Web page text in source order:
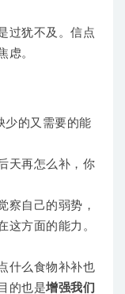
犹不及。 信点
。
少的又需要的能
天再怎么补，你
察自己的弱势，
方面的能力。
什么食物补补也
的也是增强我们